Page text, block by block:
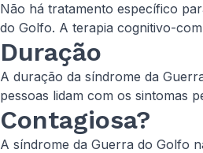
Não há tratamento específico
do Golfo. A terapia cognitivo-
Duração
A duração da síndrome da
pessoas lidam com os sintomas
Contagiosa?
A síndrome da Guerra do Golfo